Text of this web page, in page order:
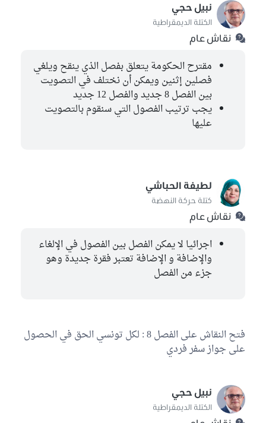
نبيل حجي
الكتلة الديمقراطية
نقاش عام
مقترح الحكومة يتعلق بفصل الذي ينقح ويلغي
فصلين إثنين ويمكن أن نختلف في التصويت
بين الفصل 8 جديد والفصل 12 جديد
يجب ترتيب الفصول التي سنقوم بالتصويت
عليها
لطيفة الحباشي
كتلة حركة النهضة
نقاش عام
اجرائيا لا يمكن الفصل بين الفصول في الإلغاء
والإضافة و الإضافة تعتبر فقرة جديدة وهو
جزء من الفصل
فتح النقاش على الفصل 8 : لكل تونسي الحق في الحصول
على جواز سفر فردي
نبيل حجي
الكتلة الديمقراطية